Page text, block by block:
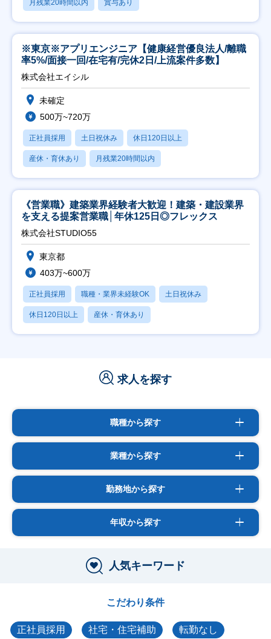
月残業20時間以内 賞与あり
※東京※アプリエンジニア【健康経営優良法人/離職
率5%/面接一回/在宅有/完休2日/上流案件多数】
株式会社エイシル
未確定
500万~720万
正社員採用 土日祝休み 休日120日以上
産休・育休あり 月残業20時間以内
《営業職》建築業界経験者大歓迎！建築・建設業界
を支える提案営業職│年休125日◎フレックス
株式会社STUDIO55
東京都
403万~600万
正社員採用 職種・業界未経験OK 土日祝休み
休日120日以上 産休・育休あり
求人を探す
職種から探す
業種から探す
勤務地から探す
年収から探す
人気キーワード
こだわり条件
正社員採用 社宅・住宅補助 転勤なし